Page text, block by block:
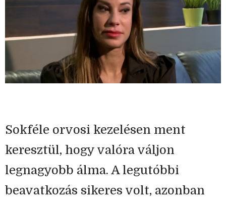
Sokféle orvosi kezelésen ment
keresztül, hogy valóra váljon
legnagyobb álma. A legutóbbi
beavatkozás sikeres volt, azonban